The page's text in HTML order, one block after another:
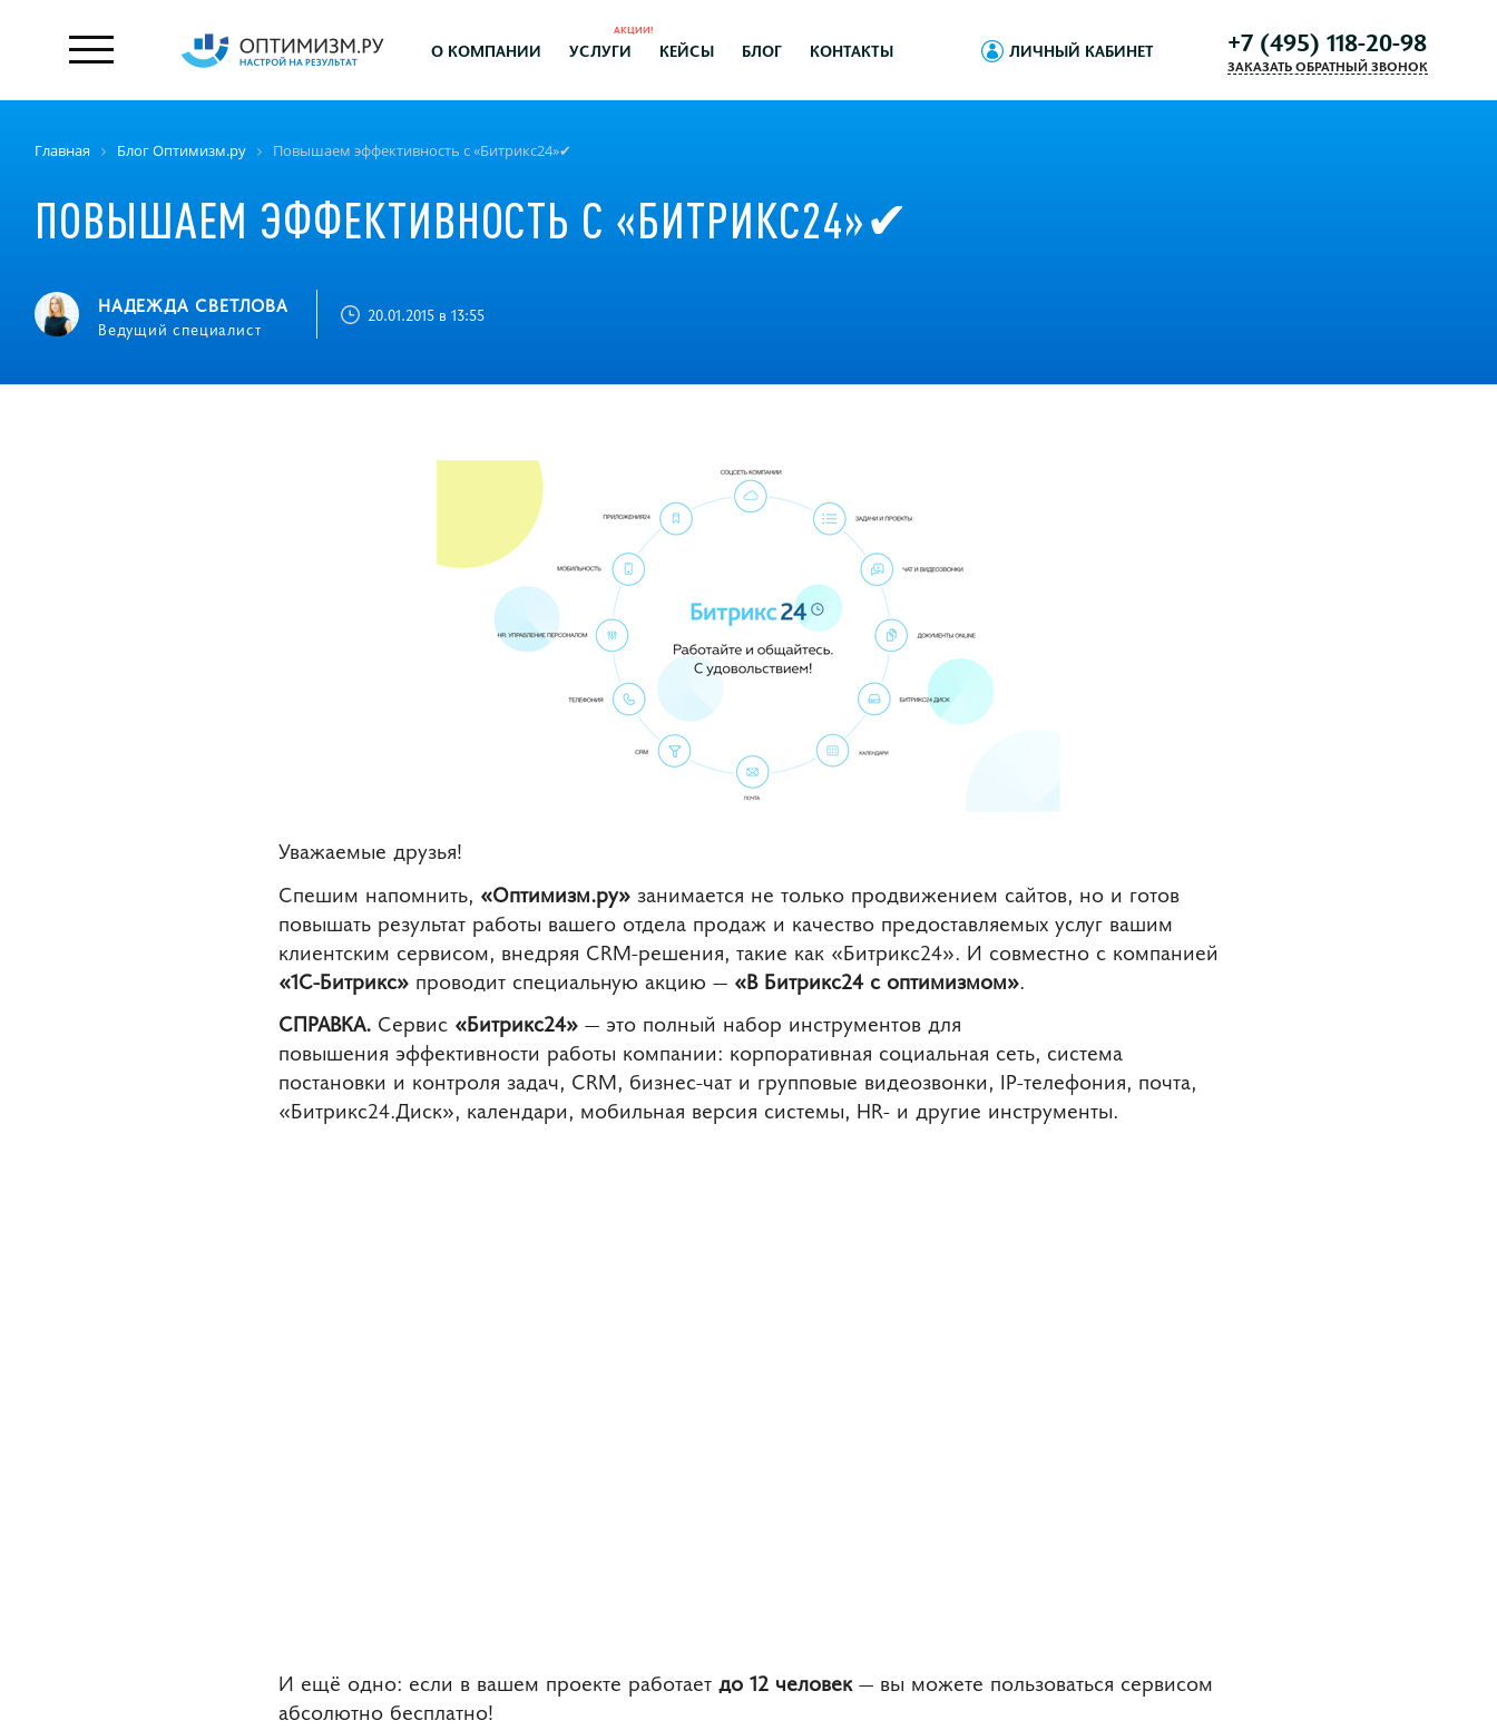
О КОМПАНИИ УСЛУГИ
АКЦИИ!
КЕЙСЫ БЛОГ КОНТАКТЫ ЛИЧНЫЙ КАБИНЕТ +7 (495) 118-20-98
ЗАКАЗАТЬ ОБРАТНЫЙ ЗВОНОК
Главная Блог Оптимизм.ру Повышаем эффективность с «Битрикс24»✔
ПОВЫШАЕМ ЭФФЕКТИВНОСТЬ С «БИТРИКС24»✔
НАДЕЖДА СВЕТЛОВА
Ведущий специалист
20.01.2015 в 13:55
Уважаемые друзья!
Спешим напомнить, «Оптимизм.ру» занимается не только продвижением сайтов, но и готов
повышать результат работы вашего отдела продаж и качество предоставляемых услуг вашим
клиентским сервисом, внедряя CRM-решения, такие как «Битрикс24». И совместно с компанией
«1С-Битрикс» проводит специальную акцию — «В Битрикс24 с оптимизмом».
СПРАВКА. Сервис «Битрикс24» — это полный набор инструментов для
повышения эффективности работы компании: корпоративная социальная сеть, система
постановки и контроля задач, CRM, бизнес-чат и групповые видеозвонки, IP-телефония, почта,
«Битрикс24.Диск», календари, мобильная версия системы, HR- и другие инструменты.
И ещё одно: если в вашем проекте работает до 12 человек — вы можете пользоваться сервисом
абсолютно бесплатно!